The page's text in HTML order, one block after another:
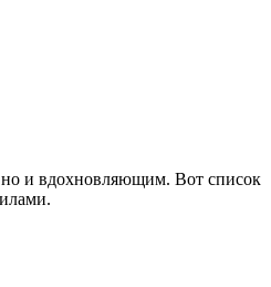
но и вдохновляющим. Вот список